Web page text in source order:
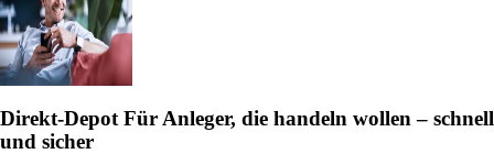
Direkt-Depot Für Anleger, die handeln wollen – schnell
und sicher